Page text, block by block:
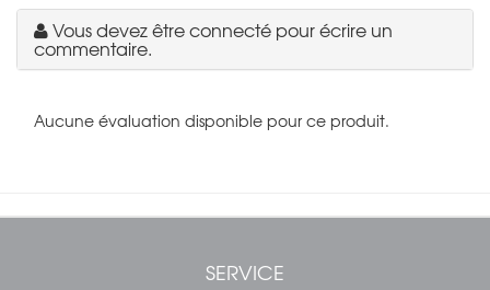
Vous devez être connecté pour écrire un
commentaire.
Aucune évaluation disponible pour ce produit.
SERVICE